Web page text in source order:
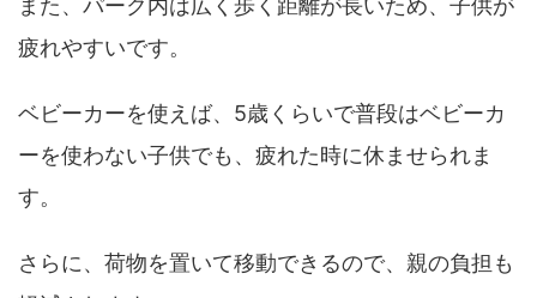
また、パーク内は広く歩く距離が長いため、子供が
疲れやすいです。
ベビーカーを使えば、5歳くらいで普段はベビーカ
ーを使わない子供でも、疲れた時に休ませられま
す。
さらに、荷物を置いて移動できるので、親の負担も